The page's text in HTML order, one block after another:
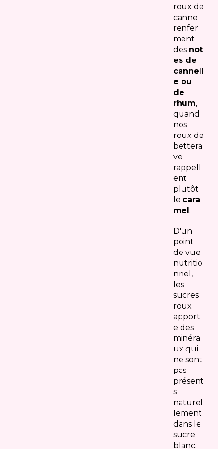
roux de
canne
renfer
ment
des not
es de
cannell
e ou
de
rhum,
quand
nos
roux de
bettera
ve
rappell
ent
plutôt
le cara
mel .
D'un
point
de vue
nutritio
nnel,
les
sucres
roux
apport
e des
minéra
ux qui
ne sont
pas
présent
s
naturel
lement
dans le
sucre
blanc.